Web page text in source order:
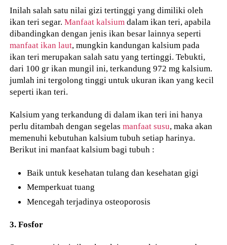
Inilah salah satu nilai gizi tertinggi yang dimiliki oleh
ikan teri segar.Manfaat kalsium dalam ikan teri, apabila
dibandingkan dengan jenis ikan besar lainnya seperti
manfaat ikan laut, mungkin kandungan kalsium pada
ikan teri merupakan salah satu yang tertinggi. Tebukti,
dari 100 gr ikan mungil ini, terkandung 972 mg kalsium.
jumlah ini tergolong tinggi untuk ukuran ikan yang kecil
seperti ikan teri.
Kalsium yang terkandung di dalam ikan teri ini hanya
perlu ditambah dengan segelasmanfaat susu, maka akan
memenuhi kebutuhan kalsium tubuh setiap harinya.
Berikut ini manfaat kalsium bagi tubuh :
Baik untuk kesehatan tulang dan kesehatan gigi
Memperkuat tuang
Mencegah terjadinya osteoporosis
3. Fosfor